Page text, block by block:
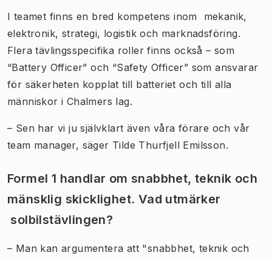
I teamet finns en bred kompetens inom mekanik,
elektronik, strategi, logistik och marknadsföring.
Flera tävlingsspecifika roller finns också – som
“Battery Officer” och “Safety Officer” som ansvarar
för säkerheten kopplat till batteriet och till alla
människor i Chalmers lag.
– Sen har vi ju självklart även våra förare och vår
team manager, säger Tilde Thurfjell Emilsson.
Formel 1 handlar om snabbhet, teknik och
mänsklig skicklighet. Vad utmärker
solbilstävlingen?
– Man kan argumentera att "snabbhet, teknik och